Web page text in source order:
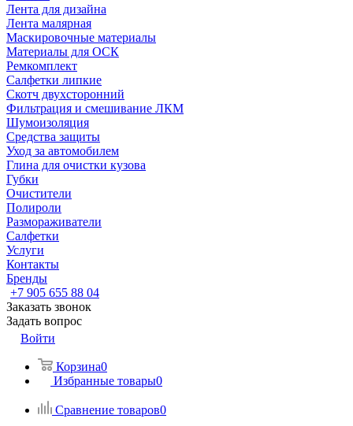
Лента для дизайна
Лента малярная
Маскировочные материалы
Материалы для ОСК
Ремкомплект
Салфетки липкие
Скотч двухсторонний
Фильтрация и смешивание ЛКМ
Шумоизоляция
Средства защиты
Уход за автомобилем
Глина для очистки кузова
Губки
Очистители
Полироли
Размораживатели
Салфетки
Услуги
Контакты
Бренды
+7 905 655 88 04
Заказать звонок
Задать вопрос
Войти
Корзина0
Избранные товары0
Сравнение товаров0